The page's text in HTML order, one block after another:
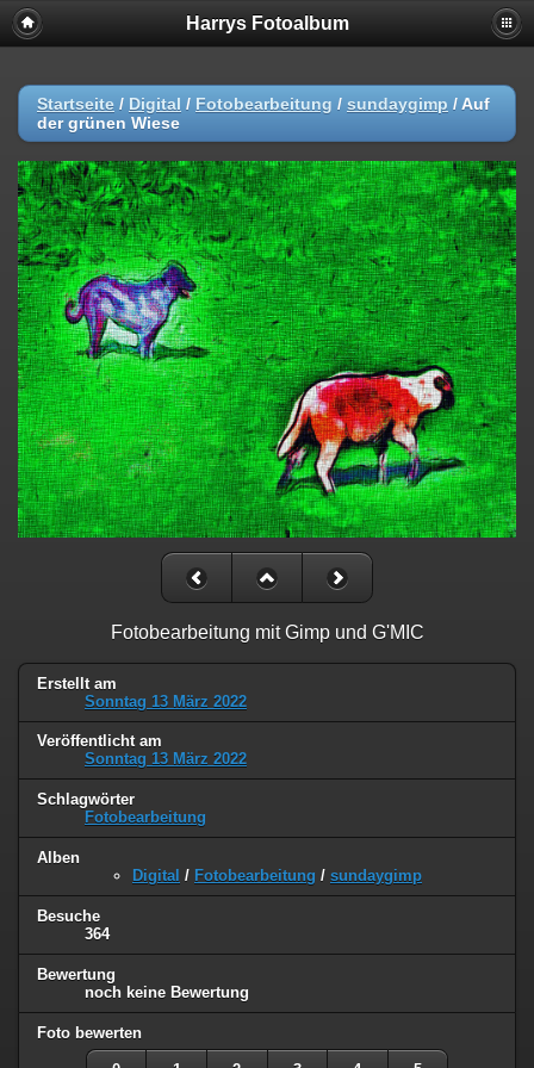
Harrys Fotoalbum
Startseite / Digital / Fotobearbeitung / sundaygimp / Auf
der grünen Wiese
Fotobearbeitung mit Gimp und G'MIC
Erstellt am
Sonntag 13 März 2022
Veröffentlicht am
Sonntag 13 März 2022
Schlagwörter
Fotobearbeitung
Alben
Digital / Fotobearbeitung / sundaygimp
Besuche
364
Bewertung
noch keine Bewertung
Foto bewerten